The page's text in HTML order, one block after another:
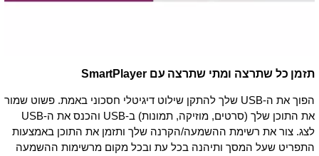
תזמן כל שתרצה ומתי שתרצה עם SmartPlayer
הפוך את ה-USB שלך להתקן שילוט דיגיטלי חסכוני באמת. פשוט שמור
את התוכן שלך (סרטים, מוזיקה, תמונות) ב-USB והכנס את ה-USB
לצג. צור את רשימת ההשמעה/הקרנה שלך ותזמן את התוכן באמצעות
התפריט שעל המסך ותיהנה בכל עת ובכל מקום מרשימות ההשמעה